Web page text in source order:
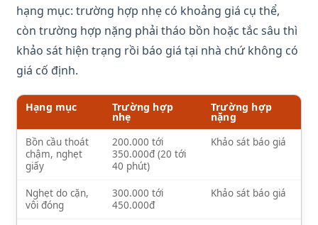
hạng mục: trường hợp nhẹ có khoảng giá cụ thể,
còn trường hợp nặng phải tháo bồn hoặc tắc sâu thì
khảo sát hiện trạng rồi báo giá tại nhà chứ không có
giá cố định.
Hạng mục Trường hợp
nhẹ
Trường hợp
nặng
Bồn cầu thoát
chậm, nghẹt
giấy
200.000 tới
350.000đ (20 tới
40 phút)
Khảo sát báo giá
Nghẹt do cặn,
vôi đóng
300.000 tới
450.000đ
Khảo sát báo giá